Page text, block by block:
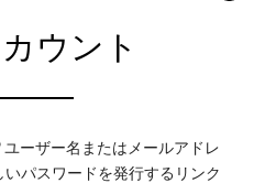
ウント
ーザー名またはメールアドレ
パスワードを発行するリンク